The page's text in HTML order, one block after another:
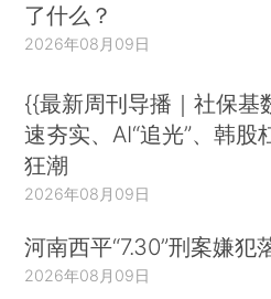
了什么？
2026年08月09日
{{最新周刊导播｜社保基
速夯实、AI“追光”、韩股
狂潮
2026年08月09日
河南西平“7.30”刑案嫌犯
2026年08月09日